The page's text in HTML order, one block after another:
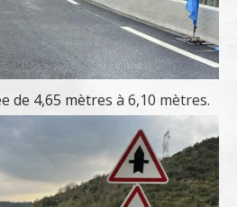
de 4,65 mètres à 6,10 mètres.